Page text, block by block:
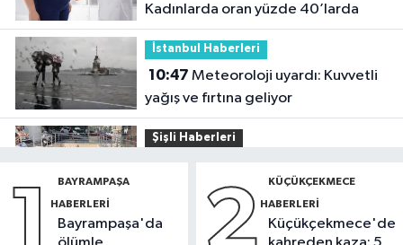
Kadınlarda oran yüzde 40’larda
İstanbul Haberleri
10:47
yağış ve fırtına geliyor
Şişli Haberleri
Görme engelli genç metro raylarına
İstanbul Haberleri
1 BAYRAMPAŞA
HABERLERI
Bayrampaşa'da
2 KÜÇÜKÇEKMECE
HABERLERI
Küçükçekmece'de